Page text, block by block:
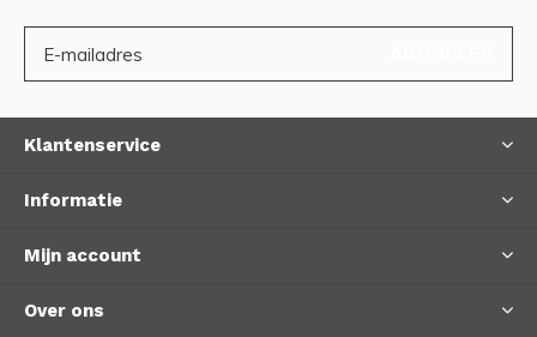
Klantenservice
Informatie
Mijn account
Over ons